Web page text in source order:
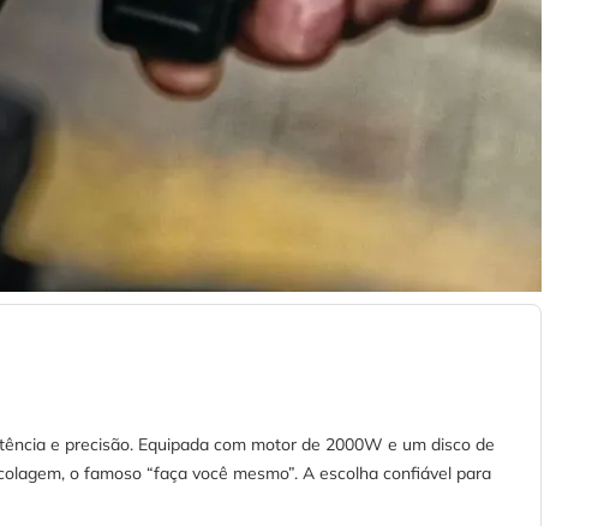
e precisão. Equipada com motor de 2000W e um disco de
o famoso “faça você mesmo”. A escolha confiável para